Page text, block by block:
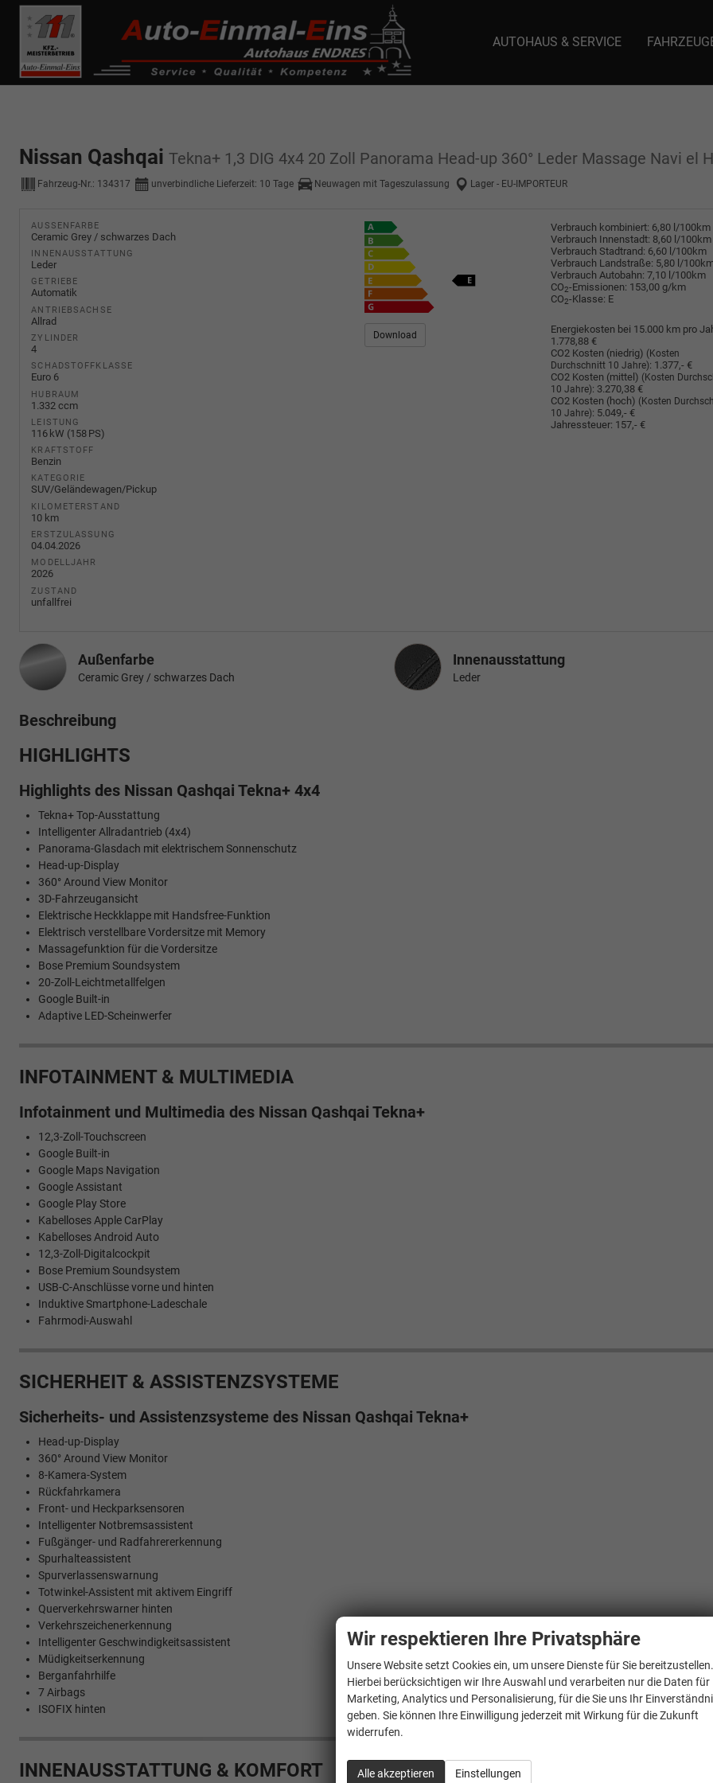
------------ Host Name : selector1._domainkey Points to address or value: selector1-aee-de0k._domainkey.autoeinmaleins.onmicrosoft.com Host
de0k._domainkey.autoeinmaleins.onmicrosoft.com
AUTOHAUS & SERVICE
Nissan Qashqai Tekna+ 1,3 DIG 4x4 20 Zoll Panorama Head-up 360° Leder Massage Navi el
Fahrzeug-Nr.: 134317 unverbindliche Lieferzeit: 10 Tage Neuwagen mit Tageszulassung Lager - EU-IMPORTEUR
AUSSENFARBE
Ceramic Grey / schwarzes Dach
INNENAUSSTATTUNG
Leder
GETRIEBE
Automatik
ANTRIEBSACHSE
Allrad
ZYLINDER
4
SCHADSTOFFKLASSE
Euro 6
HUBRAUM
1.332 ccm
LEISTUNG
116 kW (158 PS)
KRAFTSTOFF
Benzin
KATEGORIE
SUV/Geländewagen/Pickup
KILOMETERSTAND
10 km
ERSTZULASSUNG
04.04.2026
MODELLJAHR
2026
ZUSTAND
unfallfrei
Verbrauch kombiniert: 6,80 l/100km
Verbrauch Innenstadt: 8,60 l/100km
Verbrauch Stadtrand: 6,60 l/100km
Verbrauch Landstraße: 5,80 l/
Verbrauch Autobahn: 7,10 l/100km
CO2-Emissionen: 153,00 g/km
CO2-Klasse: E
Download
Energiekosten bei 15.000 km pro
1.778,88 €
CO2 Kosten (niedrig) (Kosten
Durchschnitt 10 Jahre): 1.377,- €
CO2 Kosten (mittel) (Kosten
10 Jahre): 3.270,38 €
CO2 Kosten (hoch) (Kosten
10 Jahre): 5.049,- €
Jahressteuer: 157,- €
Außenfarbe
Ceramic Grey / schwarzes Dach
InnenausstattungInnenausstattung
Leder
Beschreibung
HIGHLIGHTS
Highlights des Nissan Qashqai Tekna+ 4x4
Tekna+ Top-Ausstattung
Intelligenter Allradantrieb (4x4)
Panorama-Glasdach mit elektrischem Sonnenschutz
Head-up-Display
360° Around View Monitor
3D-Fahrzeugansicht
Elektrische Heckklappe mit Handsfree-Funktion
Elektrisch verstellbare Vordersitze mit Memory
Massagefunktion für die Vordersitze
Bose Premium Soundsystem
20-Zoll-Leichtmetallfelgen
Google Built-in
Adaptive LED-Scheinwerfer
INFOTAINMENT & MULTIMEDIA
Infotainment und Multimedia des Nissan Qashqai Tekna+
12,3-Zoll-Touchscreen
Google Built-in
Google Maps Navigation
Google Assistant
Google Play Store
Kabelloses Apple CarPlay
Kabelloses Android Auto
12,3-Zoll-Digitalcockpit
Bose Premium Soundsystem
USB-C-Anschlüsse vorne und hinten
Induktive Smartphone-Ladeschale
Fahrmodi-Auswahl
SICHERHEIT & ASSISTENZSYSTEME
Sicherheits- und Assistenzsysteme des Nissan Qashqai Tekna+
Head-up-Display
360° Around View Monitor
8-Kamera-System
Rückfahrkamera
Front- und Heckparksensoren
Intelligenter Notbremsassistent
Fußgänger- und Radfahrererkennung
Spurhalteassistent
Spurverlassenswarnung
Totwinkel-Assistent mit aktivem Eingriff
Querverkehrswarner hinten
Verkehrszeichenerkennung
Intelligenter Geschwindigkeitsassistent
Müdigkeitserkennung
Berganfahrhilfe
7 Airbags
ISOFIX hinten
INNENAUSSTATTUNG & KOMFORT
Wir respektieren Ihre Privatsphäre
Unsere Website setzt Cookies ein, um unsere Dienste für Sie
Hierbei berücksichtigen wir Ihre Auswahl und verarbeiten nur die Daten für
Marketing, Analytics und Personalisierung, für die Sie uns Ihr
geben. Sie können Ihre Einwilligung jederzeit mit Wirkung für die Zukunft
widerrufen.
Alle akzeptieren Einstellungen